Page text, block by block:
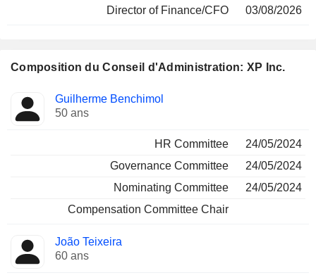
Director of Finance/CFO 03/08/2026
Composition du Conseil d'Administration: XP Inc.
Administrateur Comités
Guilherme Benchimol
50 ans
HR Committee
24/05/2024
Governance Committee
24/05/2024
Nominating Committee
24/05/2024
Compensation Committee Chair
João Teixeira
60 ans